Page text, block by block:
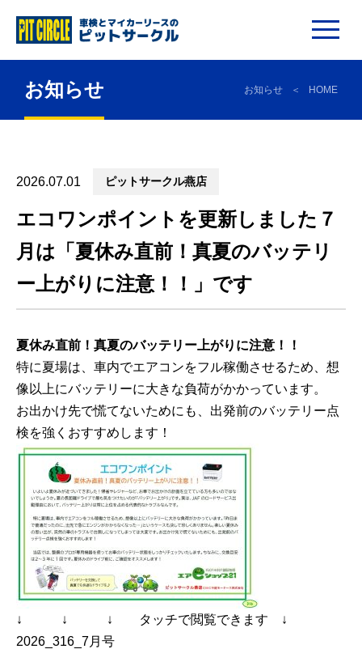
お知らせ お知らせ HOME
2026.07.01 ピットサークル燕店
エコワンポイントを更新しました７
月は「夏休み直前！真夏のバッテリ
ー上がりに注意！！」です
夏休み直前！真夏のバッテリー上がりに注意！！
特に夏場は、車内でエアコンをフル稼働させるため、想
像以上にバッテリーに大きな負荷がかかっています。
お出かけ先で慌てないためにも、出発前のバッテリー点
検を強くおすすめします！
↓ ↓ ↓ タッチで閲覧できます ↓
2026_316_7月号